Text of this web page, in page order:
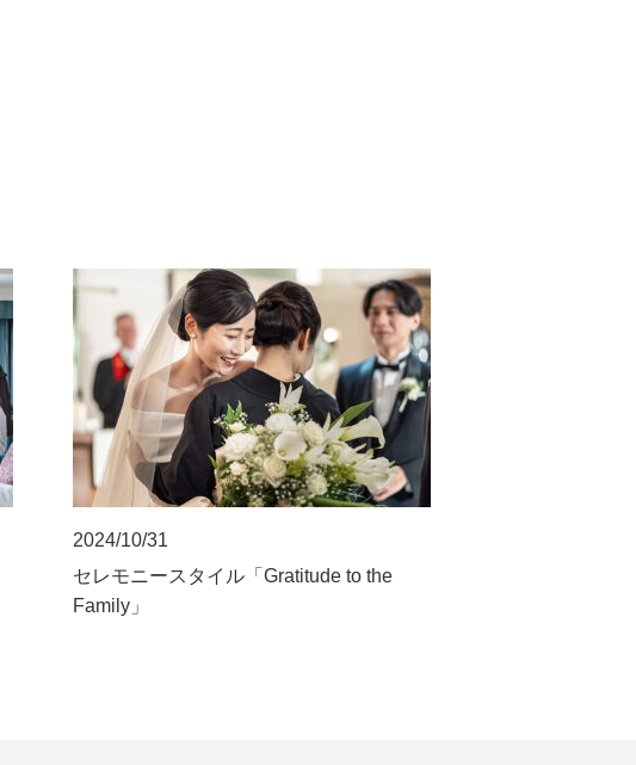
2024/10/31
セレモニースタイル「Gratitude to the
Family」